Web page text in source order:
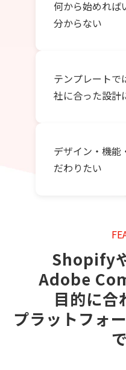
何から始めれば
分からない
テンプレートで
社に合った設計
デザイン・機能
だわりたい
Shopify
Adobe
目的に合
プラットフォ